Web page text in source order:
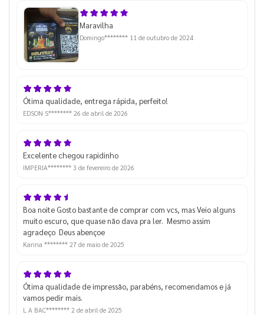
Maravilha
Domingo******** 11 de outubro de 2024
Ótima qualidade, entrega rápida, perfeito!
EDSON S******** 26 de abril de 2026
Excelente chegou rapidinho
IMPERIA******** 3 de fevereiro de 2026
Boa noite Gosto bastante de comprar com vcs, mas Veio alguns
muito escuro, que quase não dava pra ler. Mesmo assim
agradeço Deus abençoe
Karina ******** 27 de maio de 2025
Ótima qualidade de impressão, parabéns, recomendamos e já
vamos pedir mais.
L A BAC******** 2 de abril de 2025